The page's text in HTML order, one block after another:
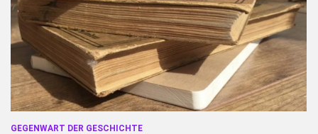
GEGENWART DER GESCHICHTE